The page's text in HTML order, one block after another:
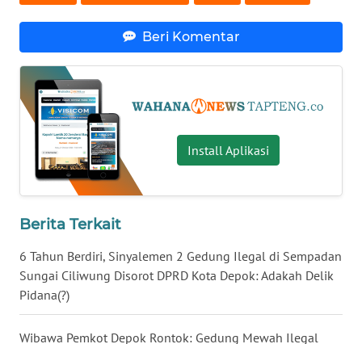
Beri Komentar
Install Aplikasi
Berita Terkait
6 Tahun Berdiri, Sinyalemen 2 Gedung Ilegal di Sempadan
Sungai Ciliwung Disorot DPRD Kota Depok: Adakah Delik
Pidana(?)
Wibawa Pemkot Depok Rontok: Gedung Mewah Ilegal
KALTARA
WN
KALSEL
WN
KALTIM
WN
SULSEL
WN
GORONTALO
WN